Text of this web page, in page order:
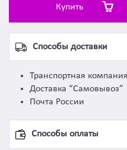
Купить
Способы доставки
Транспортная компания
Доставка “Самовывоз”
Почта России
Способы оплаты